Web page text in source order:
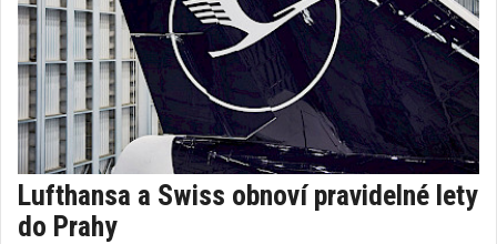
Lufthansa a Swiss obnoví pravidelné lety
do Prahy